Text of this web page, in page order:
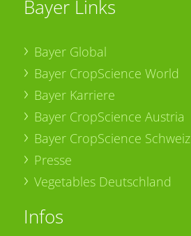
Bayer Links
Bayer Global
Bayer CropScience World
Bayer Karriere
Bayer CropScience Austria
Bayer CropScience Schweiz
Presse
Vegetables Deutschland
Infos